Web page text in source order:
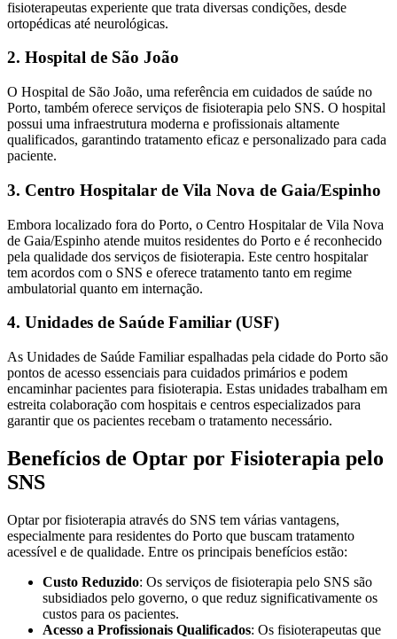
fisioterapeutas experiente que trata diversas condições, desde
ortopédicas até neurológicas.
2. Hospital de São João
O Hospital de São João, uma referência em cuidados de saúde no
Porto, também oferece serviços de fisioterapia pelo SNS. O hospital
possui uma infraestrutura moderna e profissionais altamente
qualificados, garantindo tratamento eficaz e personalizado para cada
paciente.
3. Centro Hospitalar de Vila Nova de Gaia/Espinho
Embora localizado fora do Porto, o Centro Hospitalar de Vila Nova
de Gaia/Espinho atende muitos residentes do Porto e é reconhecido
pela qualidade dos serviços de fisioterapia. Este centro hospitalar
tem acordos com o SNS e oferece tratamento tanto em regime
ambulatorial quanto em internação.
4. Unidades de Saúde Familiar (USF)
As Unidades de Saúde Familiar espalhadas pela cidade do Porto são
pontos de acesso essenciais para cuidados primários e podem
encaminhar pacientes para fisioterapia. Estas unidades trabalham em
estreita colaboração com hospitais e centros especializados para
garantir que os pacientes recebam o tratamento necessário.
Benefícios de Optar por Fisioterapia pelo
SNS
Optar por fisioterapia através do SNS tem várias vantagens,
especialmente para residentes do Porto que buscam tratamento
acessível e de qualidade. Entre os principais benefícios estão:
Custo Reduzido: Os serviços de fisioterapia pelo SNS são
subsidiados pelo governo, o que reduz significativamente os
custos para os pacientes.
Acesso a Profissionais Qualificados: Os fisioterapeutas que